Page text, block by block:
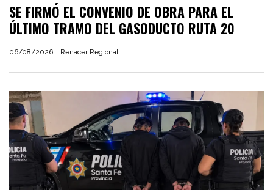
SE FIRMÓ EL CONVENIO DE OBRA PARA EL
ÚLTIMO TRAMO DEL GASODUCTO RUTA 20
Renacer Regional
06/08/2026